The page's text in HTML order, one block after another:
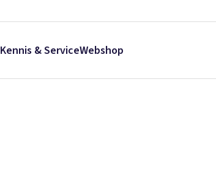
Kennis & ServiceWebshop